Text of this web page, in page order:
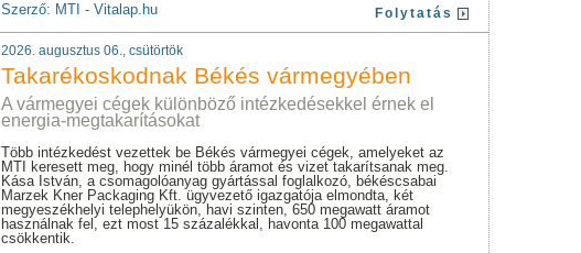
Szerző: MTI - Vitalap.hu
Folytatás
2026. augusztus 06., csütörtök
Takarékoskodnak Békés vármegyében
A vármegyei cégek különböző intézkedésekkel érnek el
energia-megtakarításokat
Több intézkedést vezettek be Békés vármegyei cégek, amelyeket az
MTI keresett meg, hogy minél több áramot és vizet takarítsanak meg.
Kása István, a csomagolóanyag gyártással foglalkozó, békéscsabai
Marzek Kner Packaging Kft. ügyvezető igazgatója elmondta, két
megyeszékhelyi telephelyükön, havi szinten, 650 megawatt áramot
használnak fel, ezt most 15 százalékkal, havonta 100 megawattal
csökkentik.